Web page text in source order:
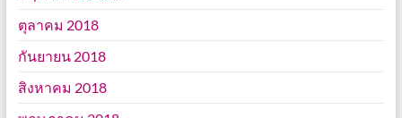
ตุลาคม 2018
กันยายน 2018
สิงหาคม 2018